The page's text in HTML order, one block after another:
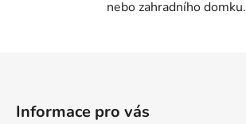
nebo zahradního domku.
Informace pro vás